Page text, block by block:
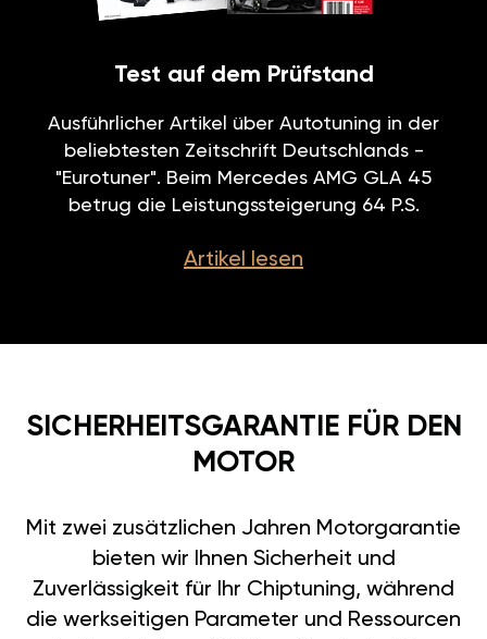
Test auf dem Prüfstand
Ausführlicher Artikel über Autotuning in der
beliebtesten Zeitschrift Deutschlands -
"Eurotuner". Beim Mercedes AMG GLA 45
betrug die Leistungssteigerung 64 P.S.
Artikel lesen
SICHERHEITSGARANTIE FÜR DEN
MOTOR
Mit zwei zusätzlichen Jahren Motorgarantie
bieten wir Ihnen Sicherheit und
Zuverlässigkeit für Ihr Chiptuning, während
die werkseitigen Parameter und Ressourcen